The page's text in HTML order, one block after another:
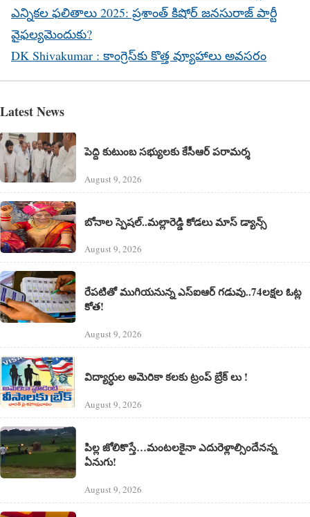
ఎన్నికల ఫలితాలు 2025: ప్రశాంత్ కిషోర్ జనసురాజ్ పార్టీ
వైఫల్యమెందుకు?
DK Shivakumar : కాంగ్రెస్‌కు కొత్త వ్యూహాలు అవసరం
Latest News
పెద్ది కుటుంబ సభ్యులకు కేసీఆర్ పరామర్శ
August 9, 2026
బోనాల స్పెషల్..మల్లారెడ్డి కోడలు మాస్ డ్యాన్స్
August 9, 2026
రేపటితో ముగియనున్న ఎస్‌ఐఆర్ గడువు..74లక్షల ఓట్ల
కోత!
August 9, 2026
విద్యార్ధుల అమెరికా కలకు ట్రంప్ బ్రేక్ లు !
August 9, 2026
పిల్ల జోలికొస్తే…మంటలకైనా ఎదురెళ్లాల్సిందేనన్న
ఏనుగు!
August 9, 2026